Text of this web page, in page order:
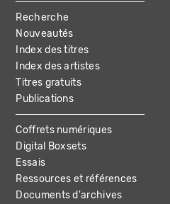
NAVIGATION
Recherche
Nouveautés
Index des titres
Index des artistes
Titres gratuits
Publications
Coffrets numériques
Digital Boxsets
Essais
Ressources et références
Documents d'archives